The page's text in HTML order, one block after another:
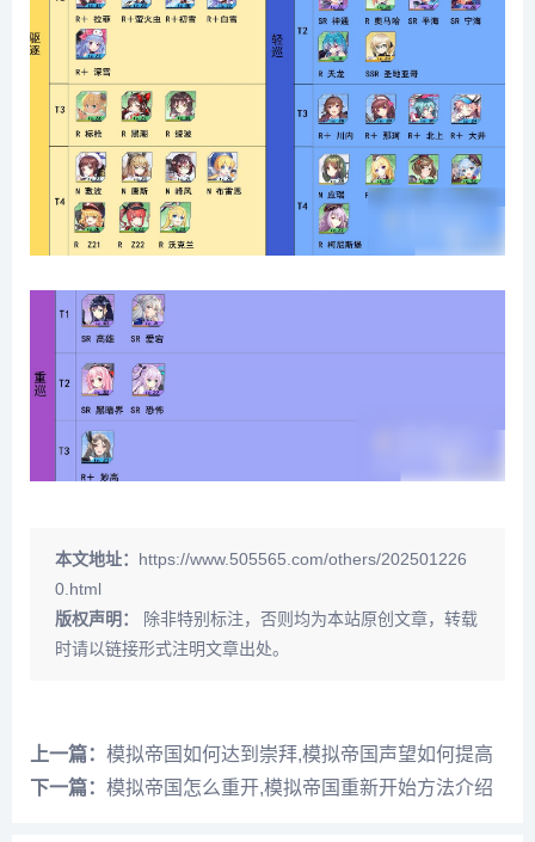
本文地址： https://www.505565.com/others/202501226
0.html
版权声明：
除非特别标注，否则均为本站原创文章，转载
时请以链接形式注明文章出处。
上一篇： 模拟帝国如何达到崇拜,模拟帝国声望如何提高
下一篇： 模拟帝国怎么重开,模拟帝国重新开始方法介绍